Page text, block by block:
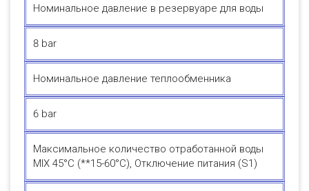
Номинальное давление в резервуаре для воды
8 bar
Номинальное давление теплообменника
6 bar
Максимальное количество отработанной воды
MIX 45°C (**15-60°C), Отключение питания (S1)